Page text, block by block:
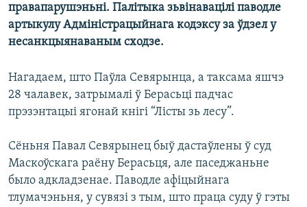
КАЛЯНДАР
НА ХВАЛЯХ СВАБОДЫ
правапарушэньні. Палітыка зьвінавацілі паводле
артыкулу Адміністрацыйнага кодэксу за ўдзел у
несанкцыянаваным сходзе.
Нагадаем, што Паўла Севярынца, а таксама яшчэ
28 чалавек, затрымалі ў Берасьці падчас
прэзэнтацыі ягонай кнігі “Лісты зь лесу”.
Сёньня Павал Севярынец быў дастаўлены ў суд
Маскоўскага раёну Берасьця, але паседжаньне
было адкладзенае. Паводле афіцыйнага
тлумачэньня, у сувязі з тым, што праца суду ў гэты